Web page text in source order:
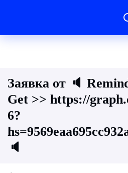
Заявка от 🔈
Get >> https://
6?
🔈